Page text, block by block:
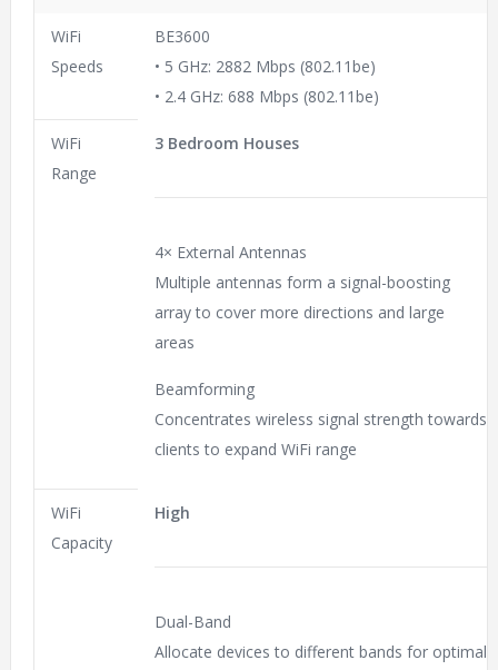
WiFi
Speeds
BE3600
• 5 GHz: 2882 Mbps (802.11be)
• 2.4 GHz: 688 Mbps (802.11be)
WiFi
Range
3 Bedroom Houses
4× External Antennas
Multiple antennas form a signal-boosting
array to cover more directions and large
areas
Beamforming
Concentrates wireless signal strength towards
clients to expand WiFi range
WiFi
Capacity
High
Dual-Band
Allocate devices to different bands for optimal